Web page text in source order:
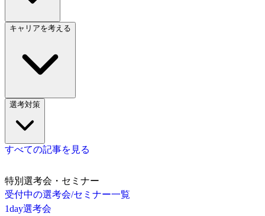
キャリアを考える
選考対策
すべての記事を見る
特別選考会・セミナー
受付中の選考会/セミナー一覧
1day選考会